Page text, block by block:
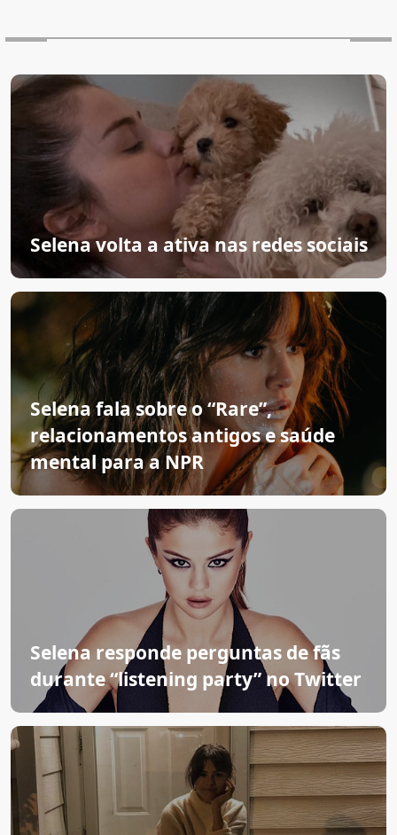
Selena volta a ativa nas redes sociais
Selena fala sobre o “Rare”,
relacionamentos antigos e saúde
mental para a NPR
Selena responde perguntas de fãs
durante “listening party” no Twitter